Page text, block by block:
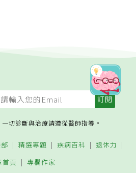
切診斷與治療請遵從醫師指導。
精選專題 疾病百科
退休力
首頁
專欄作家